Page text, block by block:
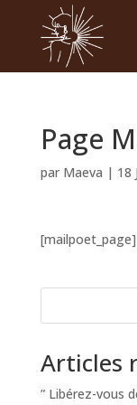
Page
par Maeva | 18
[mailpoet_page]
Articles
” Libérez-vous